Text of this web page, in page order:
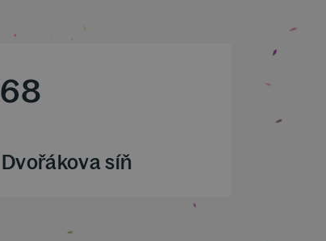
síň